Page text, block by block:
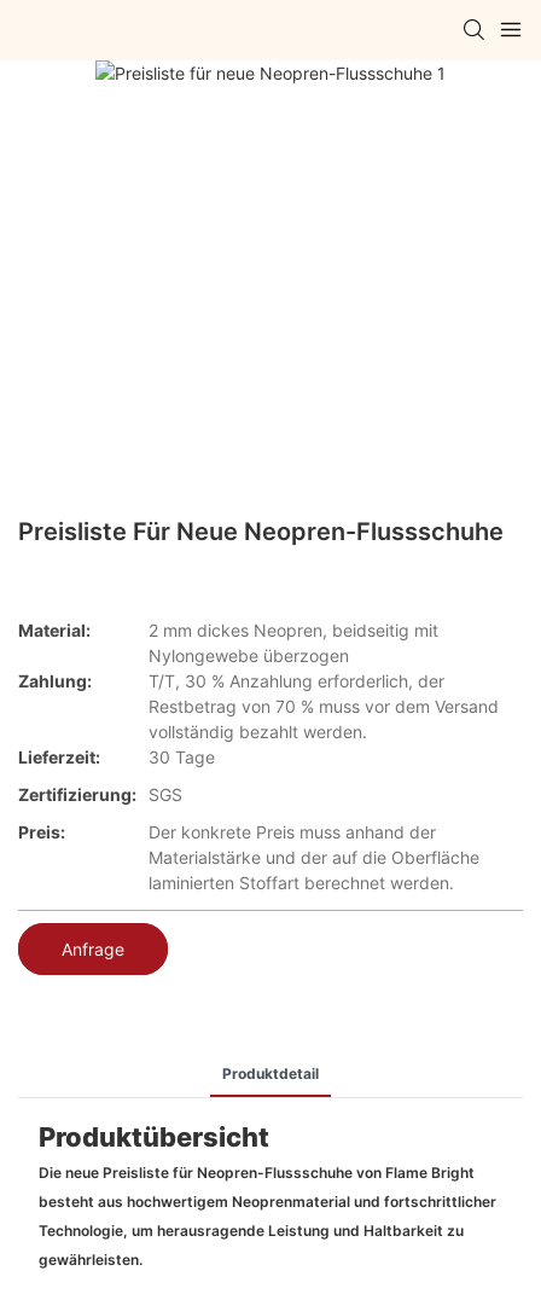
Preisliste Für Neue Neopren-Flussschuhe
Material:
2 mm dickes Neopren, beidseitig mit
Nylongewebe überzogen
Zahlung:
T/T, 30 % Anzahlung erforderlich, der
Restbetrag von 70 % muss vor dem Versand
vollständig bezahlt werden.
Lieferzeit:
30 Tage
Zertifizierung:
SGS
Preis:
Der konkrete Preis muss anhand der
Materialstärke und der auf die Oberfläche
laminierten Stoffart berechnet werden.
Anfrage
Produktdetail
Produktübersicht
Die neue Preisliste für Neopren-Flussschuhe von Flame Bright
besteht aus hochwertigem Neoprenmaterial und fortschrittlicher
Technologie, um herausragende Leistung und Haltbarkeit zu
gewährleisten.